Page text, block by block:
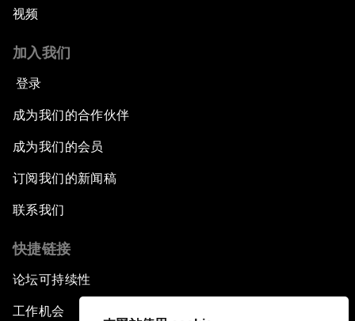
视频
加入我们
登录
成为我们的合作伙伴
成为我们的会员
订阅我们的新闻稿
联系我们
快捷链接
论坛可持续性
工作机会